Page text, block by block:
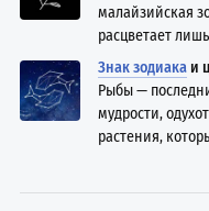
малайзийская
расцветает
Знак зодиака и
Рыбы —
мудрости,
растения,